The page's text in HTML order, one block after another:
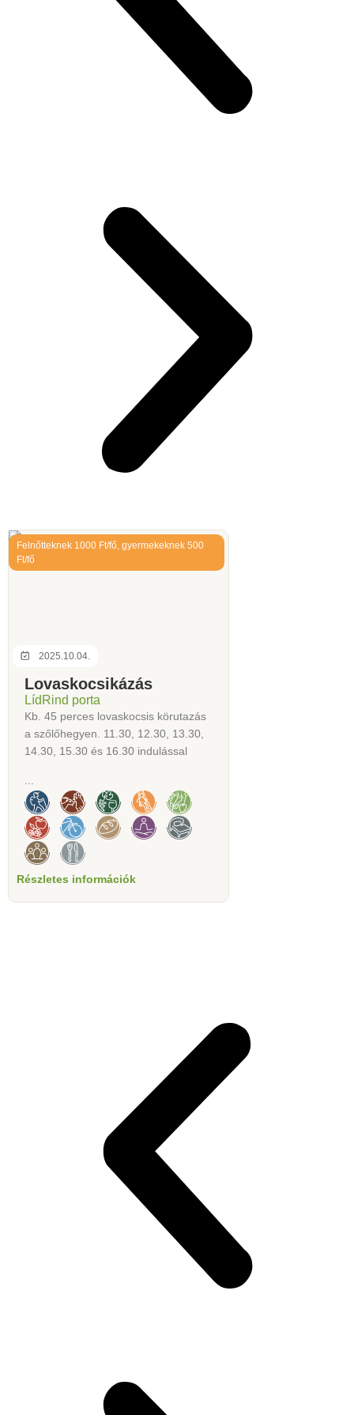
2025.10.04.
Felnőtteknek 1000 Ft/fő, gyermekeknek 500
Ft/fő
Lovaskocsikázás
LídRind porta
Kb. 45 perces lovaskocsis körutazás
a szőlőhegyen. 11.30, 12.30, 13.30,
14.30, 15.30 és 16.30 indulással
Részletes információk